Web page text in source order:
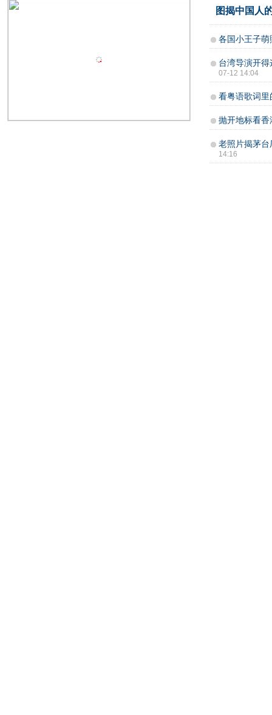
图揭中国人
各国小王子萌
台湾导演开
07-12 14:04
看粤语歌词
抛开地标看香
老照片揭茅
14:16